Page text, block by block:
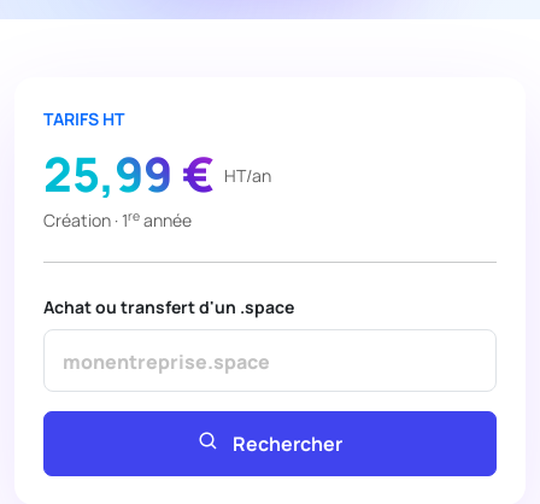
TARIFS HT
25,99 € HT/an
Création · 1re année
Achat ou transfert d'un .space
Rechercher